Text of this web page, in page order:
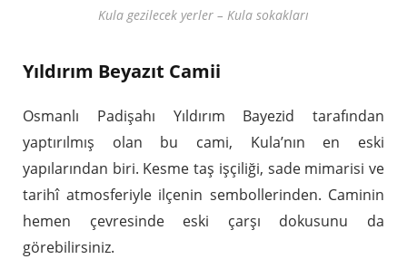
Kula gezilecek yerler – Kula sokakları
Yıldırım Beyazıt Camii
Osmanlı Padişahı Yıldırım Bayezid tarafından
yaptırılmış olan bu cami, Kula’nın en eski
yapılarından biri. Kesme taş işçiliği, sade mimarisi ve
tarihî atmosferiyle ilçenin sembollerinden. Caminin
hemen çevresinde eski çarşı dokusunu da
görebilirsiniz.